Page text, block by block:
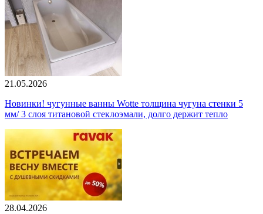
21.05.2026
Новинки! чугунные ванны Wotte толщина чугуна стенки 5
мм/ 3 слоя титановой стеклоэмали, долго держит тепло
28.04.2026